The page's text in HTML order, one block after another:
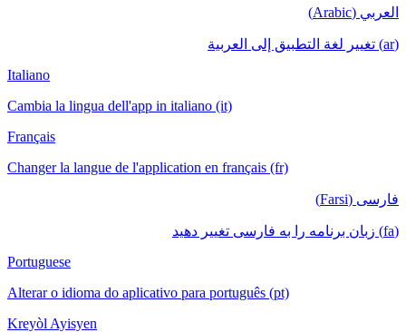
العربي (Arabic)
(ar) تغيير لغة التطبيق إلى العربية
Italiano
Cambia la lingua dell'app in italiano (it)
Français
Changer la langue de l'application en français (fr)
فارسی (Farsi)
(fa) زبان برنامه را به فارسی تغییر دهید
Portuguese
Alterar o idioma do aplicativo para português (pt)
Kreyòl Ayisyen